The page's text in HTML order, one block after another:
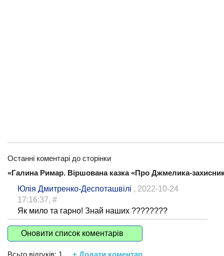
Останні коментарі до сторінки
«Галина Римар. Віршована казка «Про Джмелика-
Юлiя Дмитренко-Деспоташвiлi , 2022-10-24
17:16:37, #
Як мило та гарно! Знай наших ????????
Оновити список коментарів
Всьго відгуків: 1 + Додати коментар